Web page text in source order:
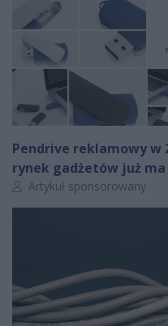
Pendrive reklamowy w
rynek gadżetów już
Autor artykułu:
Artykuł sponsorowany